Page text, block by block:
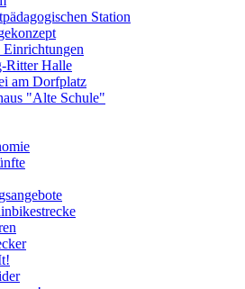
Station
Ritter Halle
am Dorfplatz
"Alte Schule"